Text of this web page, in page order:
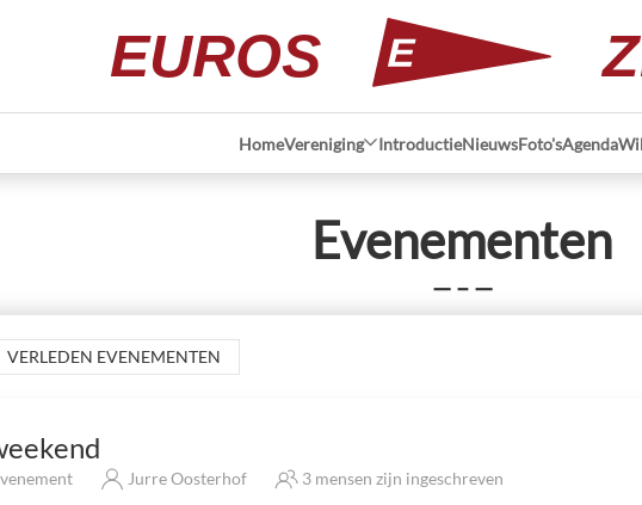
EUROS
HomeVereniging IntroductieNieuwsFoto'sAgenda
Evenementen
— – —
VERLEDEN EVENEMENTEN
Jurre Oosterhof 3 mensen zijn ingeschreven